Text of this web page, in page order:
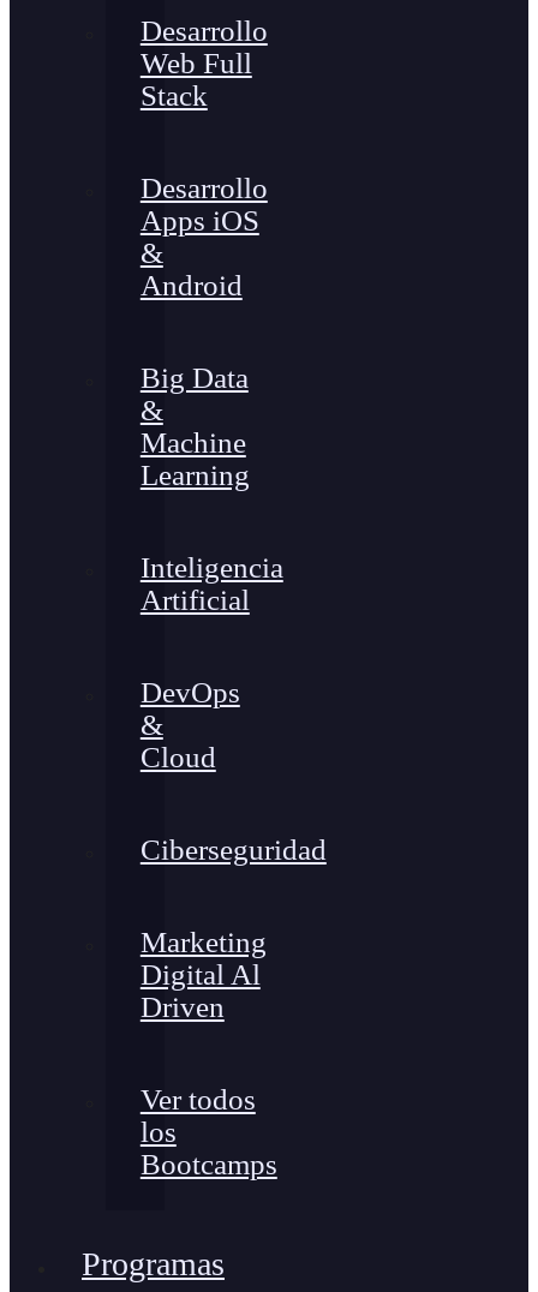
Desarrollo
Web Full
Stack
Desarrollo
Apps iOS
&
Android
Big Data
&
Machine
Learning
Inteligencia
Artificial
DevOps
&
Cloud
Ciberseguridad
Marketing
Digital Al
Driven
Ver todos
los
Bootcamps
Programas